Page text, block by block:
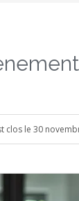
clos le 30